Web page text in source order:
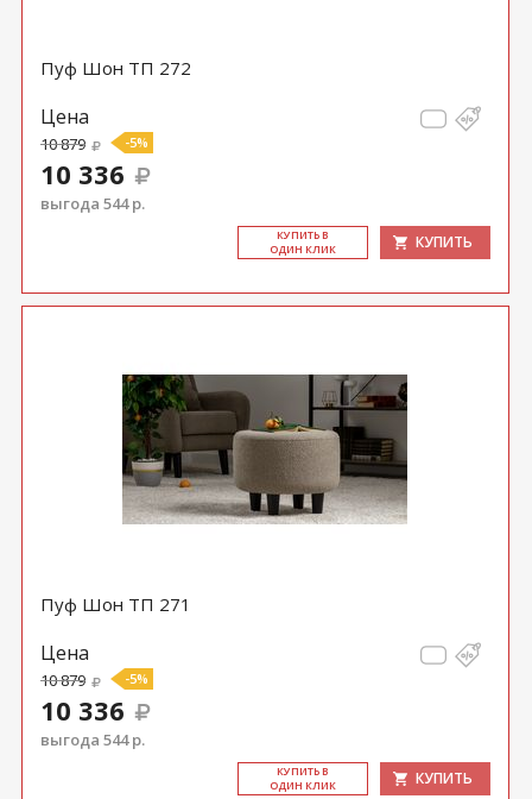
Пуф Шон ТП 272
Цена
10 879 -5%
10 336
выгода 544 р.
КУ­ПИТЬ В
ОДИН КЛИК
КУПИТЬ
Пуф Шон ТП 271
Цена
10 879 -5%
10 336
выгода 544 р.
КУ­ПИТЬ В
ОДИН КЛИК
КУПИТЬ